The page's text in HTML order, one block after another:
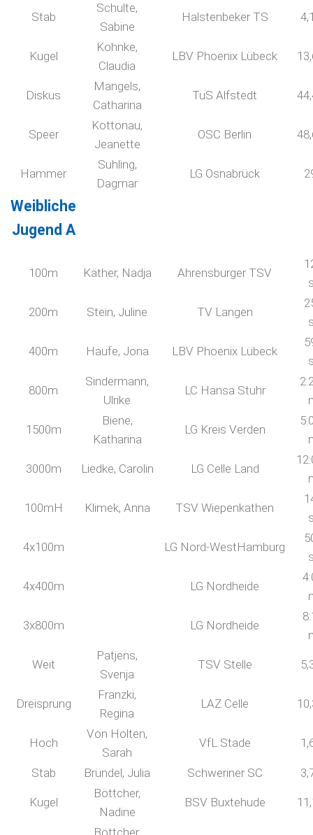
Stab
Schulte,
Sabine
Halstenbeker TS
Kugel
Kohnke,
Claudia
LBV Phoenix Lübeck
Diskus
Mangels,
Catharina
TuS Alfstedt
Speer
Kottonau,
Jeanette
OSC Berlin
Hammer
Suhling,
Dagmar
LG Osnabrück
Weibliche
Jugend A
100m Käther, Nadja Ahrensburger TSV
200m Stein, Juline TV Langen
400m Haufe, Jona LBV Phoenix Lübeck
800m
Sindermann,
Ulrike
LC Hansa Stuhr
1500m
Biene,
Katharina
LG Kreis Verden
3000m Liedke, Carolin LG Celle Land
100mH Klimek, Anna TSV Wiepenkathen
4x100m LG Nord-WestHamburg
4x400m LG Nordheide
3x800m LG Nordheide
Weit
Patjens,
Svenja
TSV Stelle
Dreisprung
Franzki,
Regina
LAZ Celle
Hoch
Von Holten,
Sarah
VfL Stade
Stab Bründel, Julia Schweriner SC
Kugel
Böttcher,
Nadine
BSV Buxtehude
Böttcher,